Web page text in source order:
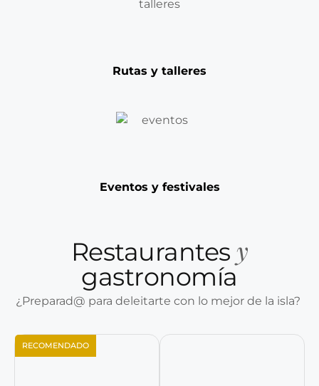
Rutas y talleres
Eventos y festivales
Restaurantes y
gastronomía
¿Preparad@ para deleitarte con lo mejor de la isla?
RECOMENDADO